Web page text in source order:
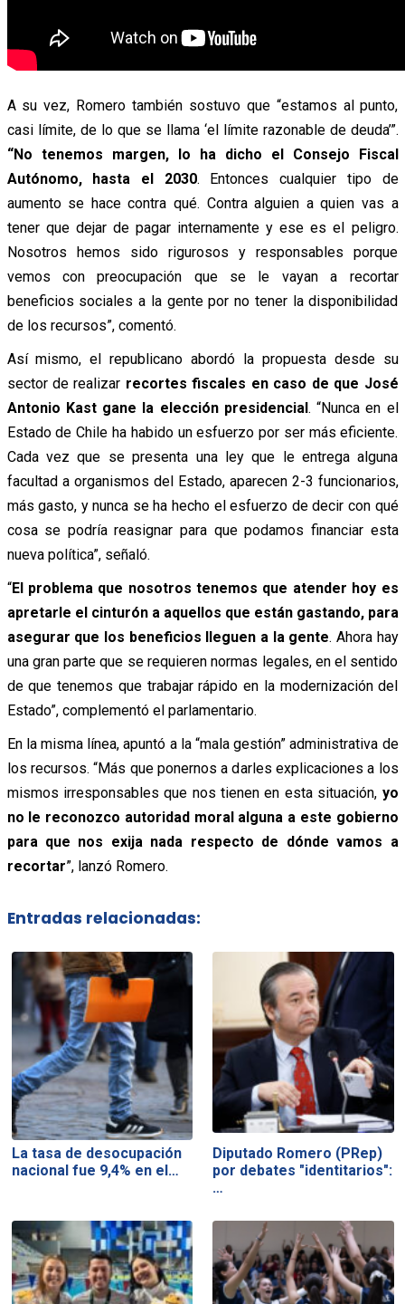
A su vez, Romero también sostuvo que “estamos al punto,
casi límite, de lo que se llama ‘el límite razonable de deuda’”.
“No tenemos margen, lo ha dicho el Consejo Fiscal
Autónomo, hasta el 2030. Entonces cualquier tipo de
aumento se hace contra qué. Contra alguien a quien vas a
tener que dejar de pagar internamente y ese es el peligro.
Nosotros hemos sido rigurosos y responsables porque
vemos con preocupación que se le vayan a recortar
beneficios sociales a la gente por no tener la disponibilidad
de los recursos”, comentó.
Así mismo, el republicano abordó la propuesta desde su
sector de realizar recortes fiscales en caso de que José
Antonio Kast gane la elección presidencial. “Nunca en el
Estado de Chile ha habido un esfuerzo por ser más eficiente.
Cada vez que se presenta una ley que le entrega alguna
facultad a organismos del Estado, aparecen 2-3 funcionarios,
más gasto, y nunca se ha hecho el esfuerzo de decir con qué
cosa se podría reasignar para que podamos financiar esta
nueva política”, señaló.
“El problema que nosotros tenemos que atender hoy es
apretarle el cinturón a aquellos que están gastando, para
asegurar que los beneficios lleguen a la gente. Ahora hay
una gran parte que se requieren normas legales, en el sentido
de que tenemos que trabajar rápido en la modernización del
Estado”, complementó el parlamentario.
En la misma línea, apuntó a la “mala gestión” administrativa de
los recursos. “Más que ponernos a darles explicaciones a los
mismos irresponsables que nos tienen en esta situación, yo
no le reconozco autoridad moral alguna a este gobierno
para que nos exija nada respecto de dónde vamos a
recortar”, lanzó Romero.
Entradas relacionadas:
La tasa de desocupación
nacional fue 9,4% en el…
Diputado Romero (PRep)
por debates "identitarios":
…